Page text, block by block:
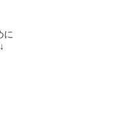
に